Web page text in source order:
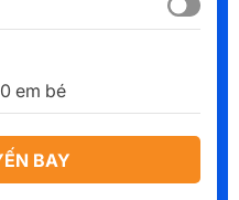
BAY